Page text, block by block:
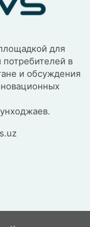
для
потребителей в
и обсуждения